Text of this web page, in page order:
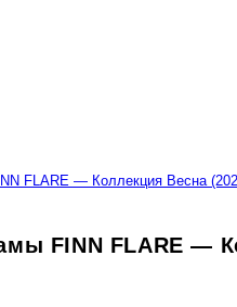
FLARE — Коллекция Весна
FINN FLARE —